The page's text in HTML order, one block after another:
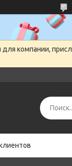
компании,